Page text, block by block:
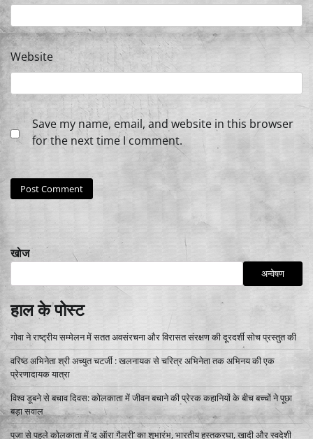
Website
Save my name, email, and website in this browser
for the next time I comment.
खोज
अन्वेषण
हाल के पोस्ट
गोवा ने राष्ट्रीय सम्मेलन में सतत अवसंरचना और विरासत संरक्षण की दूरदर्शी सोच प्रस्तुत की
वरिष्ठ अभिनेता श्री अच्युत चटर्जी : खलनायक से चरित्र अभिनेता तक अभिनय की एक
प्रेरणादायक यात्रा
विश्व डूबने से बचाव दिवस: कोलकाता में जीवन बचाने की प्रेरक कहानियों के बीच बच्चों ने पूछा
बड़ा सवाल
पूजा से पहले कोलकाता में ‘द ऑरा गैलरी’ का शुभारंभ, भारतीय हस्तकरघा, खादी और स्वदेशी